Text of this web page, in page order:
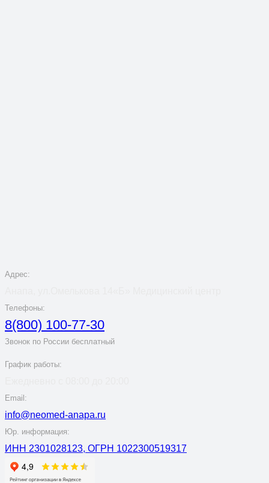
Адрес:
Телефоны:
8(800) 100-77-30
Звонок по России бесплатный
График работы:
Email:
info@neomed-anapa.ru
Юр. информация:
ИНН 2301028123, ОГРН 1022300519317